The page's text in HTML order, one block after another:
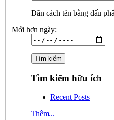
Dãn cách tên bằng dấu
Mới hơn ngày:
Tìm kiếm hữu ích
Recent Posts
Thêm...